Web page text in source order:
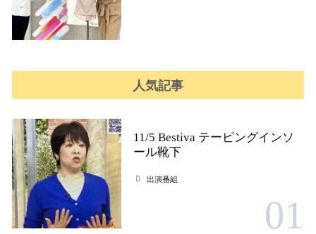
人気記事
11/5 Bestiva テーピングインソ
ール靴下
出演番組
01